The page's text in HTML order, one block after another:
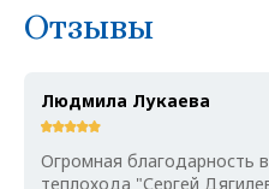
Отзывы
Людмила Лукаева
Огромная благодарность
теплохода "Сергей